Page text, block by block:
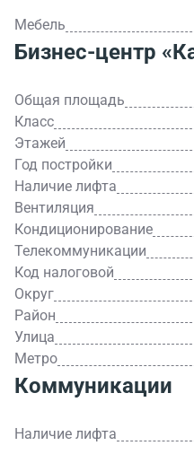
Мебель
Бизнес-центр
Общая площадь
Класс
Этажей
Год постройки
Наличие лифта
Вентиляция
Кондиционирование
Телекоммуникации
Код налоговой
Округ
Район
Улица
Метро
Коммуникации
Наличие лифта